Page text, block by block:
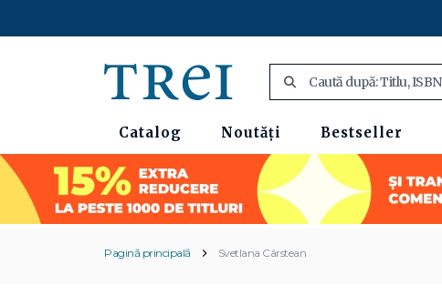
Catalog Noutăți Bestseller
Pagină principală Svetlana Cârstean